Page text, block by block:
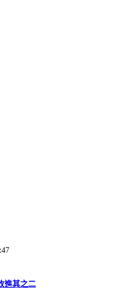
進其之二